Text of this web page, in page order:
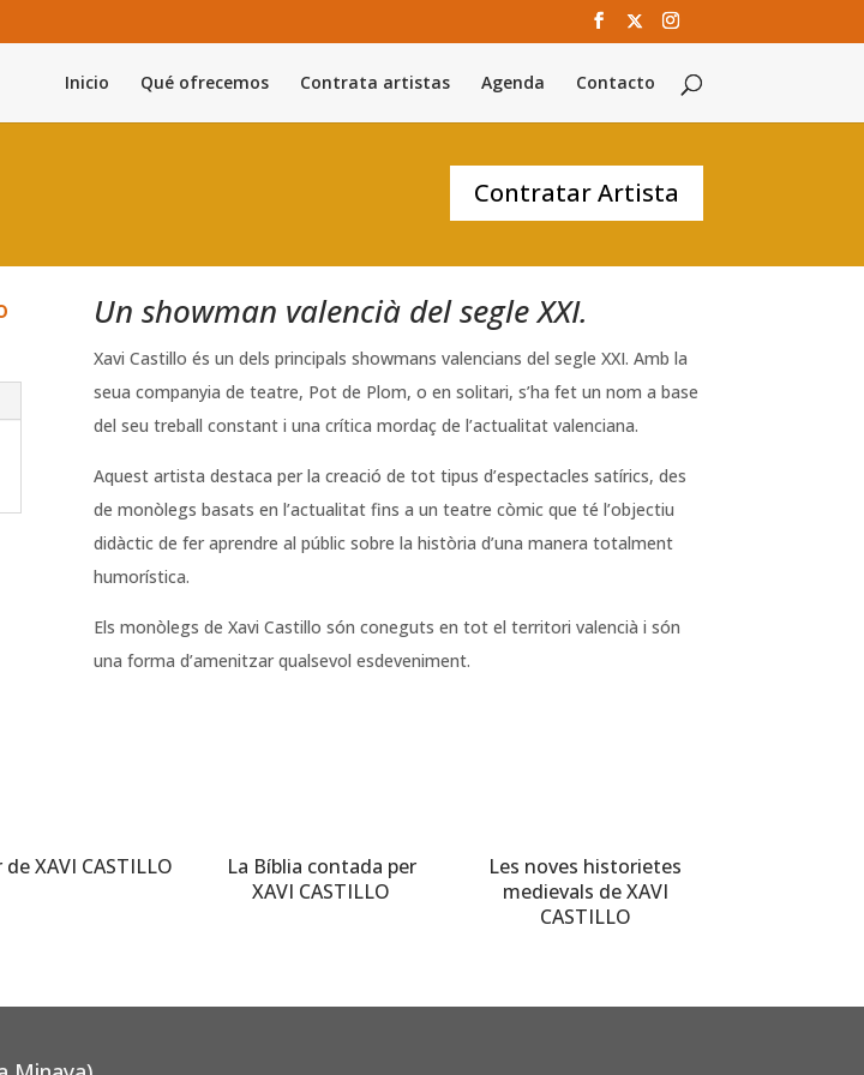
Inicio Qué ofrecemos Contrata artistas Agenda Contacto
Contratar Artista
Un showman valencià del segle XXI.
Xavi Castillo és un dels principals showmans valencians del segle XXI. Amb la
seua companyia de teatre, Pot de Plom, o en solitari, s’ha fet un nom a base
del seu treball constant i una crítica mordaç de l’actualitat valenciana.
Aquest artista destaca per la creació de tot tipus d’espectacles satírics, des
de monòlegs basats en l’actualitat fins a un teatre còmic que té l’objectiu
didàctic de fer aprendre al públic sobre la història d’una manera totalment
humorística.
Els monòlegs de Xavi Castillo són coneguts en tot el territori valencià i són
una forma d’amenitzar qualsevol esdeveniment.
de XAVI CASTILLO
La Bíblia contada per
XAVI CASTILLO
Les noves historietes
medievals de XAVI
CASTILLO